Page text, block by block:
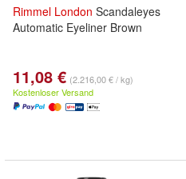
Rimmel London Scandaleyes
Automatic Eyeliner Brown
11,08 € (2.216,00 € / kg)
Kostenloser Versand